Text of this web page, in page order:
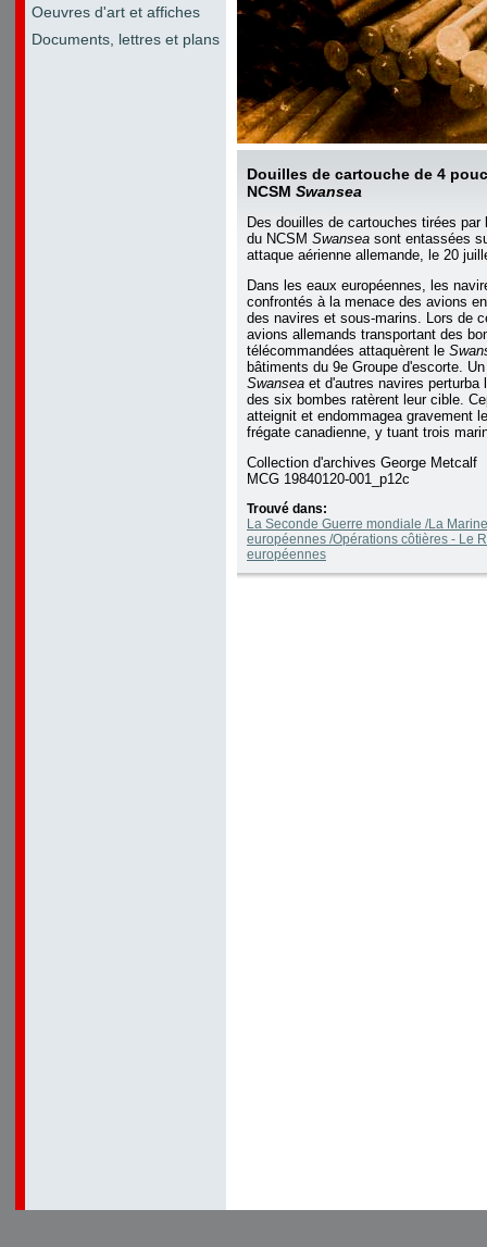
Oeuvres d'art et affiches
Documents, lettres et plans
Douilles de cartouche de 4
NCSM Swansea
Des douilles de cartouches tirées
du NCSM Swansea sont entassées
attaque aérienne allemande, le 20
Dans les eaux européennes, les
confrontés à la menace des avions
des navires et sous-marins. Lors de
avions allemands transportant des
télécommandées attaquèrent le
bâtiments du 9e Groupe d'escorte.
Swansea et d'autres navires perturba
des six bombes ratèrent leur cible.
atteignit et endommagea gravement
frégate canadienne, y tuant trois
Collection d'archives George Metcalf
MCG 19840120-001_p12c
Trouvé dans:
La Seconde Guerre mondiale /La
européennes /Opérations côtières - Le
européennes